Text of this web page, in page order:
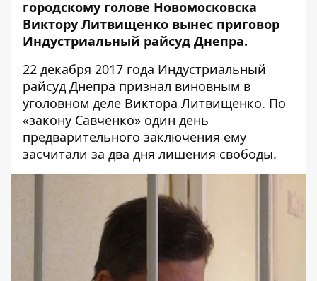
городскому голове Новомосковска
Виктору Литвищенко вынес приговор
Индустриальный райсуд Днепра.
22 декабря 2017 года Индустриальный
райсуд Днепра признал виновным в
уголовном деле Виктора Литвищенко. По
«закону Савченко» один день
предварительного заключения ему
засчитали за два дня лишения свободы.